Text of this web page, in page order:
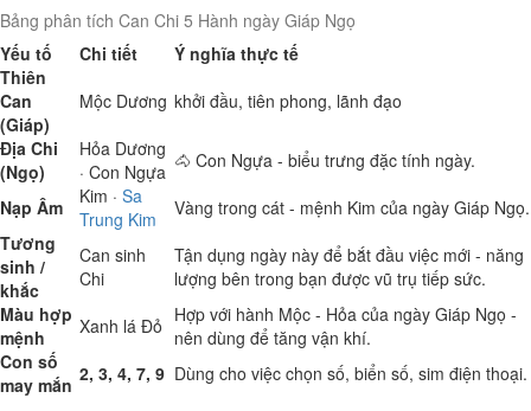
Bảng phân tích Can Chi 5 Hành ngày Giáp Ngọ
Yếu tố
Chi tiết
Ý nghĩa thực tế
Thiên
Can
(Giáp)
Mộc Dương khởi đầu, tiên phong, lãnh đạo
Địa Chi
(Ngọ)
Hỏa Dương
· Con Ngựa 🐴 Con Ngựa - biểu trưng đặc tính ngày.
Nạp Âm
Kim · Sa
Trung Kim
Vàng trong cát - mệnh Kim của ngày Giáp Ngọ.
Tương
sinh /
khắc
Can sinh
Chi
Tận dụng ngày này để bắt đầu việc mới - năng
lượng bên trong bạn được vũ trụ tiếp sức.
Màu hợp
mệnh
Xanh lá Đỏ Hợp với hành Mộc - Hỏa của ngày Giáp Ngọ -
nên dùng để tăng vận khí.
Con số
may mắn 2, 3, 4, 7, 9 Dùng cho việc chọn số, biển số, sim điện thoại.